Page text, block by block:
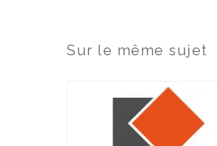
Sur le même sujet